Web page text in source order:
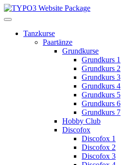
Tanzkurse
Paartänze
Grundkurse
Grundkurs 1
Grundkurs 2
Grundkurs 3
Grundkurs 4
Grundkurs 5
Grundkurs 6
Grundkurs 7
Hobby Club
Discofox
Discofox 1
Discofox 2
Discofox 3